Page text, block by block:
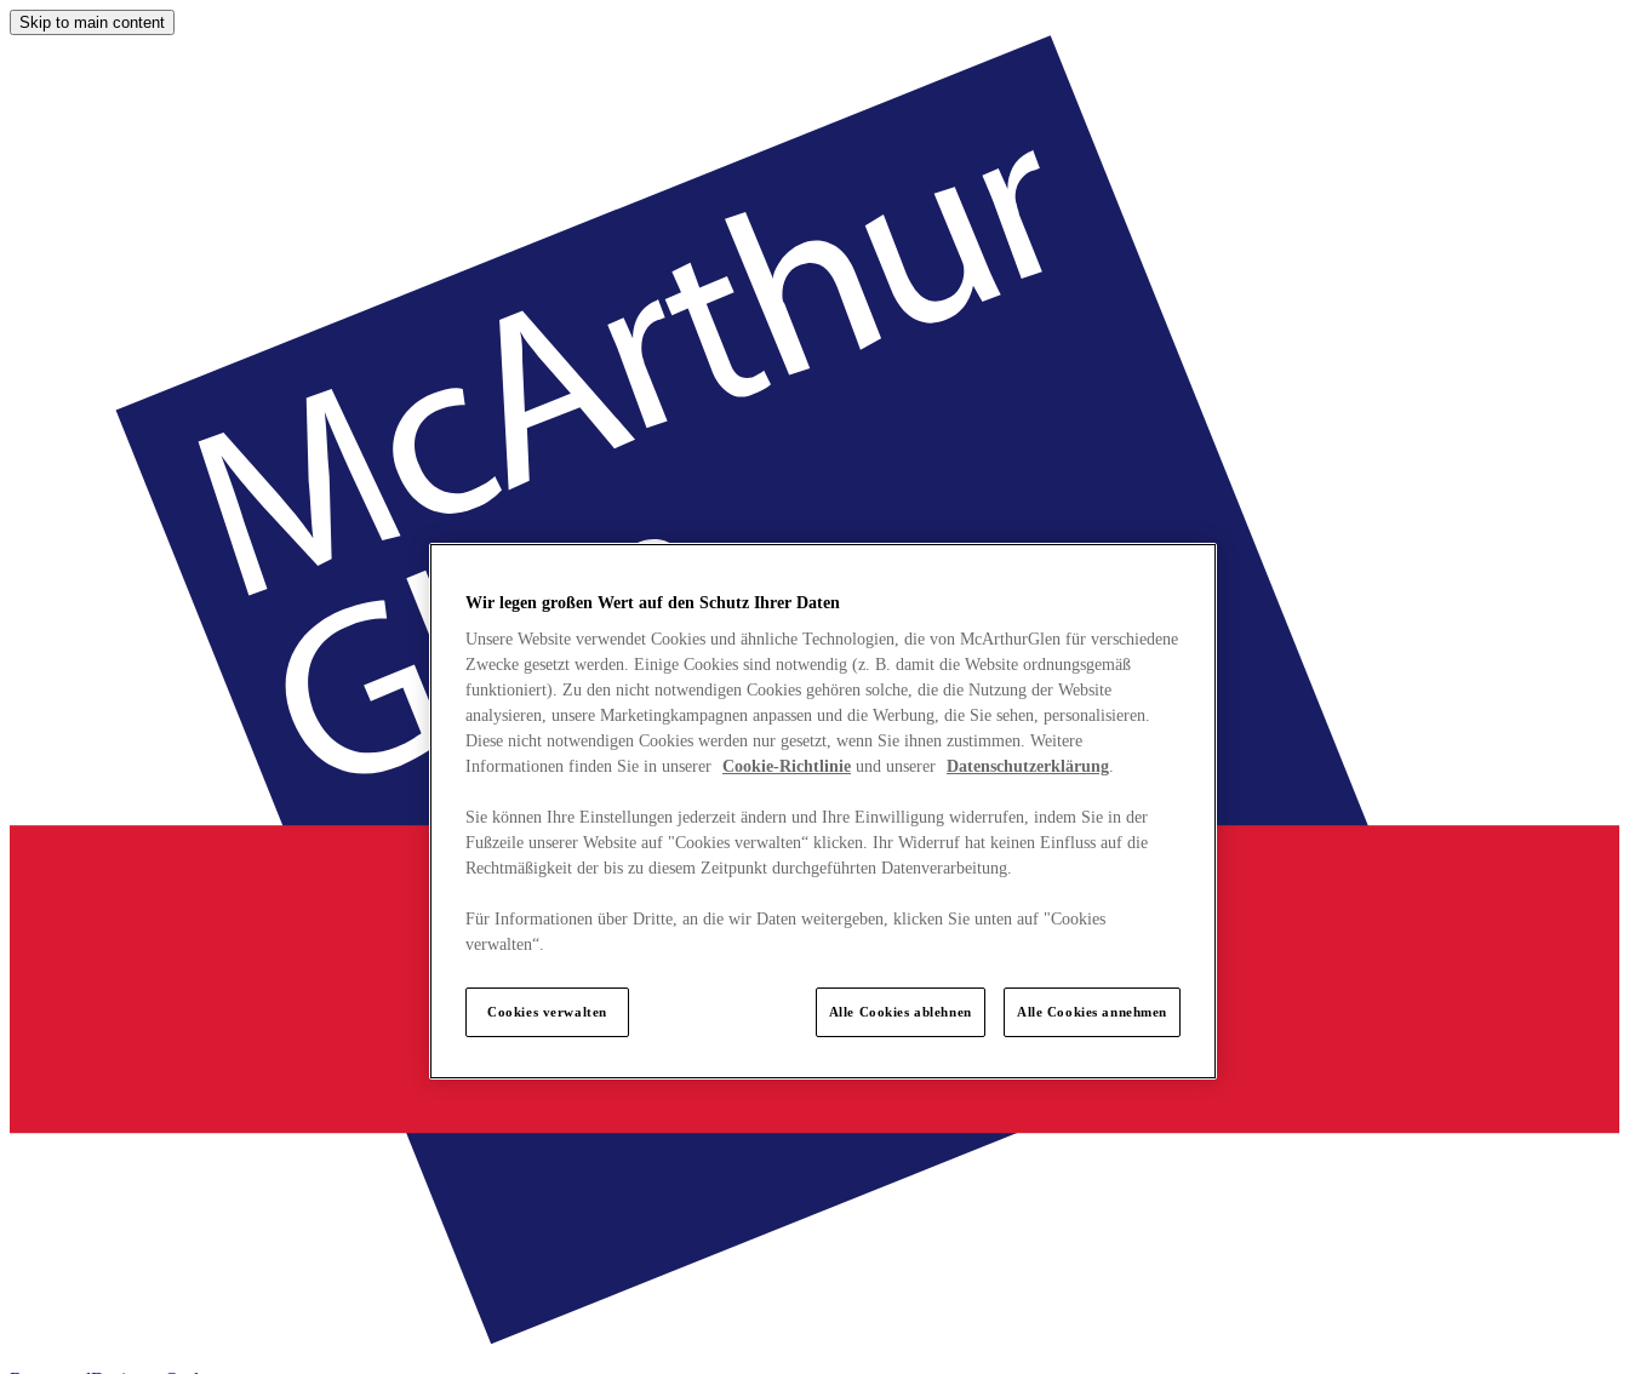
Skip to main content
Wir legen großen Wert auf den Schutz Ihrer Daten
Unsere Website verwendet Cookies und ähnliche Technologien, die von McArthurGlen für verschiedene
Zwecke gesetzt werden. Einige Cookies sind notwendig (z. B. damit die Website ordnungsgemäß
funktioniert). Zu den nicht notwendigen Cookies gehören solche, die die Nutzung der Website
analysieren, unsere Marketingkampagnen anpassen und die Werbung, die Sie sehen, personalisieren.
Diese nicht notwendigen Cookies werden nur gesetzt, wenn Sie ihnen zustimmen. Weitere
Informationen finden Sie in unserer Cookie-Richtlinie und unserer Datenschutzerklärung.
Sie können Ihre Einstellungen jederzeit ändern und Ihre Einwilligung widerrufen, indem Sie in der
Fußzeile unserer Website auf "Cookies verwalten“ klicken. Ihr Widerruf hat keinen Einfluss auf die
Rechtmäßigkeit der bis zu diesem Zeitpunkt durchgeführten Datenverarbeitung.
Für Informationen über Dritte, an die wir Daten weitergeben, klicken Sie unten auf "Cookies
verwalten“.
Cookies verwalten Alle Cookies ablehnen Alle Cookies annehmen